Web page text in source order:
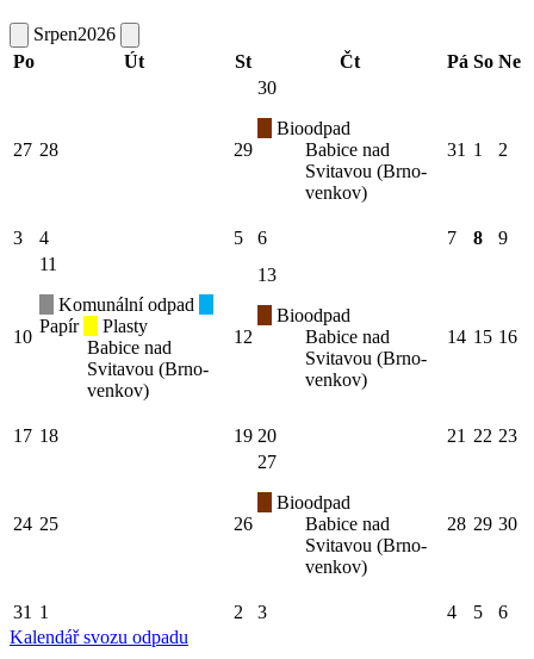
Srpen2026
Po
Út St Čt Pá So Ne
27 28 29
30
Bioodpad
Babice nad
Svitavou (Brno-
venkov)
31 1 2
3 4 5 6 7 8 9
10
11
Komunální odpad
Papír
Plasty
Babice nad
Svitavou (Brno-
venkov)
12
13
Bioodpad
Babice nad
Svitavou (Brno-
venkov)
14 15 16
17 18 19 20 21 22 23
24 25 26
27
Bioodpad
Babice nad
Svitavou (Brno-
venkov)
28 29 30
31 1 2 3 4 5
6
Kalendář svozu odpadu